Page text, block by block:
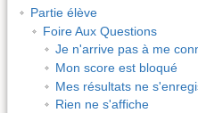
Partie élève
Foire Aux Questions
Je n'arrive pas à me
Mon score est bloqué
Mes résultats ne
Rien ne s'affiche